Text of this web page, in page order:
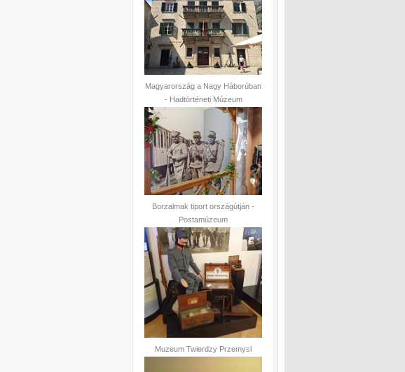
Magyarország a Nagy Háborúban
- Hadtörténeti Múzeum
Borzalmak tiport országútján -
Postamúzeum
Muzeum Twierdzy Przemysl